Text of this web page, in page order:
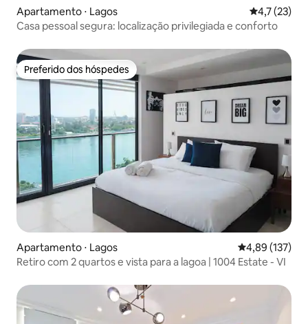
Apartamento ⋅ Lagos 4,7 de uma
4,7 (23)
Casa pessoal segura: localização privilegiada e conforto
Preferido dos hóspedes
Preferido dos hóspedes
Apartamento ⋅ Lagos 4,89 de uma
4,89 (137)
Retiro com 2 quartos e vista para a lagoa | 1004 Estate - VI